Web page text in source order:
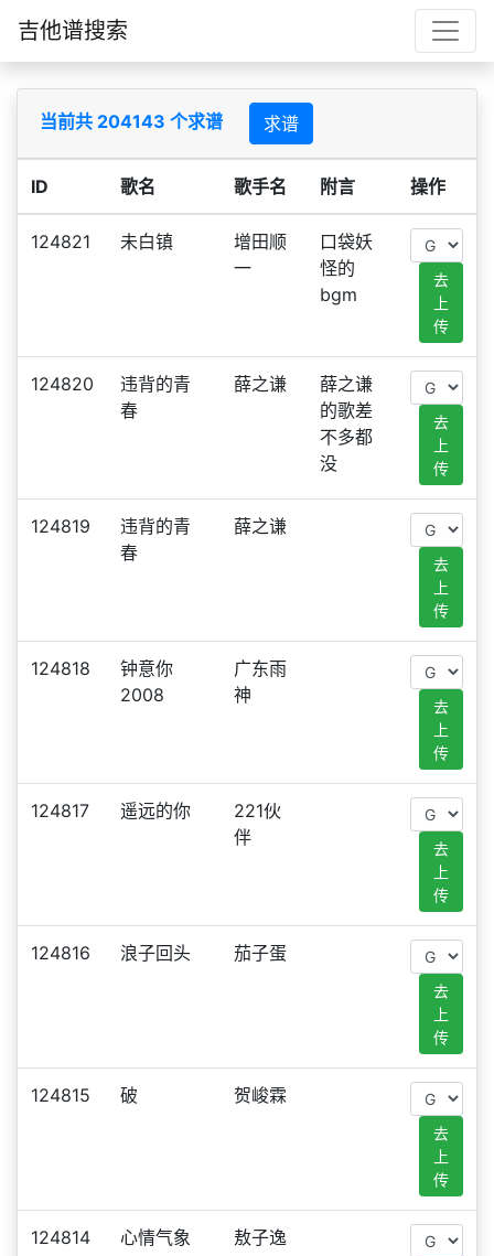
吉他谱搜索
当前共 204143 个求谱 求谱
ID 歌名 歌手名 附言 操作
124821 未白镇
增田顺
一
口袋妖
怪的
bgm
去
上
传
124820
违背的青
春
薛之谦
薛之谦
的歌差
不多都
没
去
上
传
124819
违背的青
春
薛之谦
去
上
传
124818
钟意你
2008
广东雨
神
去
上
传
124817 遥远的你
221伙
伴
去
上
传
124816 浪子回头 茄子蛋
去
上
传
124815 破 贺峻霖
去
上
传
124814 心情气象 敖子逸